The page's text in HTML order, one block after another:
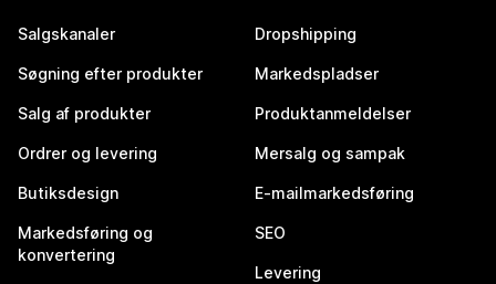
Salgskanaler
Søgning efter produkter
Salg af produkter
Ordrer og levering
Butiksdesign
Markedsføring og
konvertering
Dropshipping
Markedspladser
Produktanmeldelser
Mersalg og sampak
E-mailmarkedsføring
SEO
Levering